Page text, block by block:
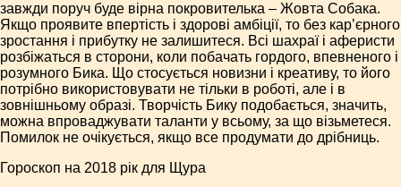
завжди поруч буде вірна покровителька – Жовта Собака.
Якщо проявите впертість і здорові амбіції, то без кар’єрного
зростання і прибутку не залишитеся. Всі шахраї і аферисти
розбіжаться в сторони, коли побачать гордого, впевненого і
розумного Бика. Що стосується новизни і креативу, то його
потрібно використовувати не тільки в роботі, але і в
зовнішньому образі. Творчість Бику подобається, значить,
можна впроваджувати таланти у всьому, за що візьметеся.
Помилок не очікується, якщо все продумати до дрібниць.
Гороскоп на 2018 рік для Щура